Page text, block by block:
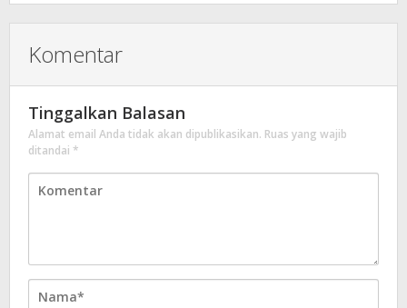
Komentar
Tinggalkan Balasan
Alamat email Anda tidak akan dipublikasikan. Ruas yang wajib
ditandai *